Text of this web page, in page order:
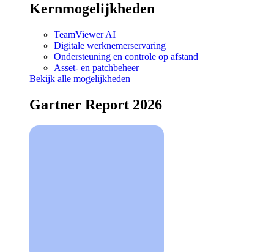
Kernmogelijkheden
TeamViewer AI
Digitale werknemerservaring
Ondersteuning en controle op afstand
Asset- en patchbeheer
Bekijk alle mogelijkheden
Gartner Report 2026